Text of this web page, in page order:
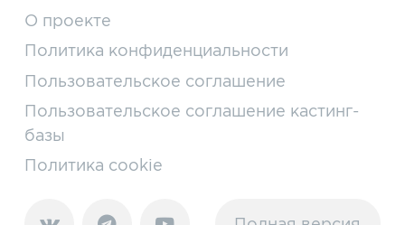
О проекте
Политика конфиденциальности
Пользовательское соглашение
Пользовательское соглашение кастинг-
базы
Политика cookie